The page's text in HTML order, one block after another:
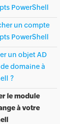
PowerShell
un compte
PowerShell
un objet AD
domaine à
?
le module
à votre